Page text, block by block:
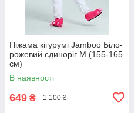
Піжама кігурумі Jamboo Біло-
рожевий єдиноріг M (155-165
см)
В наявності
649 ₴ 1 100 ₴